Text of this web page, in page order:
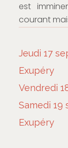
est
courant
Jeudi 17
Exupéry
Vendredi
Samedi 19
Exupéry